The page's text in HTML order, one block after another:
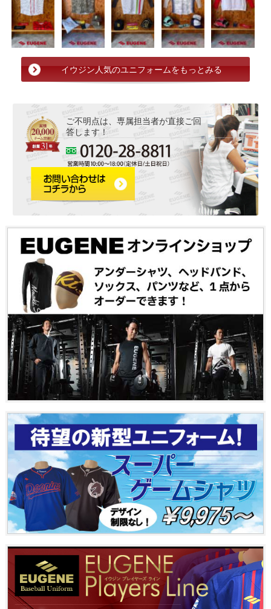
イウジン人気のユニフォームをもっとみる
ご不明点は、専属担当者が直接ご回
答します！